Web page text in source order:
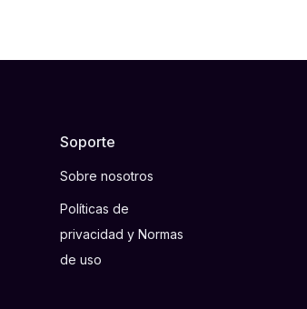
Soporte
Sobre nosotros
Políticas de
privacidad y Normas
de uso